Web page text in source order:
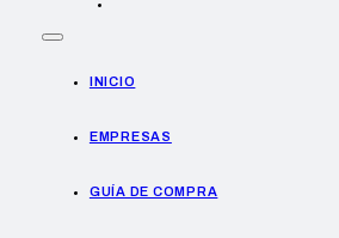
INICIO
EMPRESAS
GUÍA DE COMPRA